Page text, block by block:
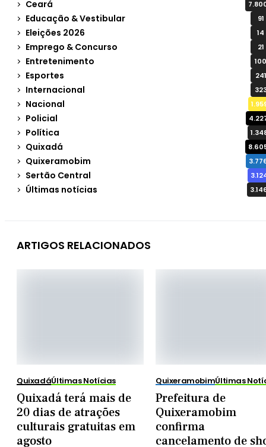
Ceará
Educação & Vestibular 91
Eleições 2026 14
Emprego & Concurso 21
Entretenimento 100
Esportes 241
Internacional
Nacional
Policial
Política
Quixadá
Quixeramobim
Sertão Central
Últimas notícias
ARTIGOS RELACIONADOS
QuixadáÚltimas Notícias
Quixadá terá mais de
20 dias de atrações
culturais gratuitas em
agosto
QuixeramobimÚltimas
Prefeitura de
Quixeramobim
confirma
cancelamento de